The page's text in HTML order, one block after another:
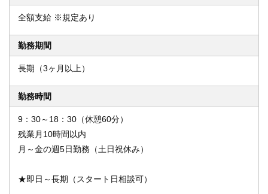
全額支給 ※規定あり
勤務期間
長期（3ヶ月以上）
勤務時間
9：30～18：30（休憩60分）
残業月10時間以内
月～金の週5日勤務（土日祝休み）
★即日～長期（スタート日相談可）